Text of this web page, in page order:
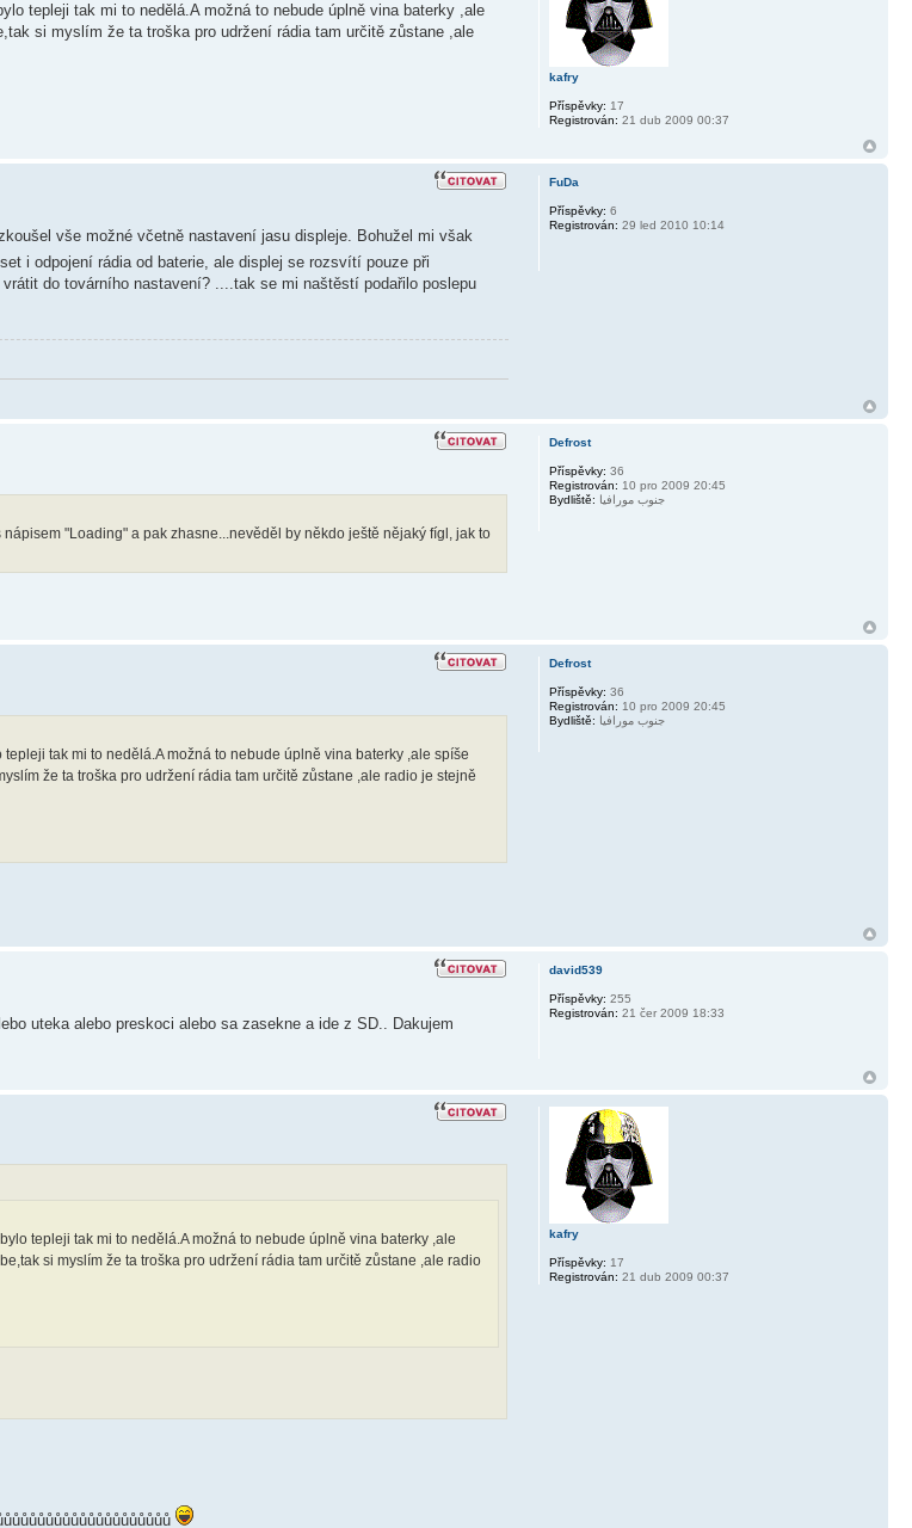
tepleji tak mi to nedělá.A možná to nebude úplně vina baterky ,ale
si myslím že ta troška pro udržení rádia tam určitě zůstane ,ale
kafry
Příspěvky: 17
Registrován: 21 dub 2009 00:37
vše možné včetně nastavení jasu displeje. Bohužel mi však
i odpojení rádia od baterie, ale displej se rozsvítí pouze při
do továrního nastavení? ....tak se mi naštěstí podařilo poslepu
FuDa
Příspěvky: 6
Registrován: 29 led 2010 10:14
"Loading" a pak zhasne...nevěděl by někdo ještě nějaký fígl, jak to
Defrost
Příspěvky: 36
Registrován: 10 pro 2009 20:45
Bydliště: جنوب مورافيا
tak mi to nedělá.A možná to nebude úplně vina baterky ,ale spíše
že ta troška pro udržení rádia tam určitě zůstane ,ale radio je stejně
Defrost
Příspěvky: 36
Registrován: 10 pro 2009 20:45
Bydliště: جنوب مورافيا
uteka alebo preskoci alebo sa zasekne a ide z SD.. Dakujem
david539
Příspěvky: 255
Registrován: 21 čer 2009 18:33
tepleji tak mi to nedělá.A možná to nebude úplně vina baterky ,ale
si myslím že ta troška pro udržení rádia tam určitě zůstane ,ale radio
kafry
Příspěvky: 17
Registrován: 21 dub 2009 00:37